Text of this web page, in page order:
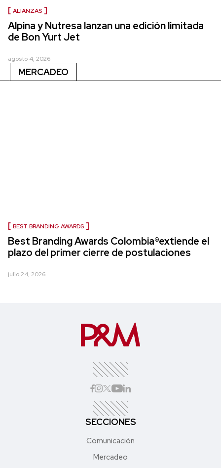
ALIANZAS
Alpina y Nutresa lanzan una edición limitada
de Bon Yurt Jet
agosto 4, 2026
MERCADEO
BEST BRANDING AWARDS
Best Branding Awards Colombia®extiende el
plazo del primer cierre de postulaciones
julio 24, 2026
SECCIONES
Comunicación
Mercadeo